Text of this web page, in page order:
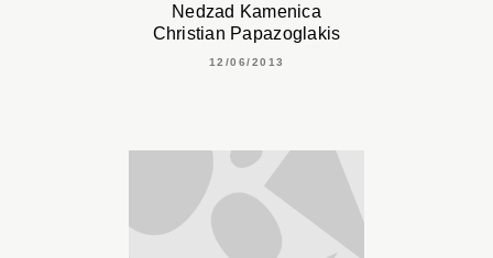
Nedzad Kamenica
Christian Papazoglakis
12/06/2013